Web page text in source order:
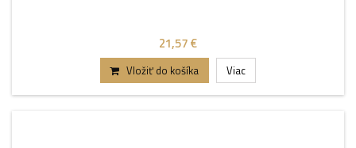
21,57 €
Vložiť do košíka Viac